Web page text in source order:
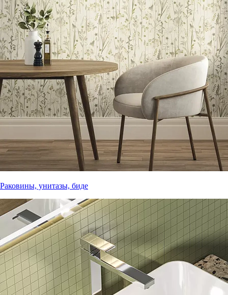
Раковины, унитазы, биде